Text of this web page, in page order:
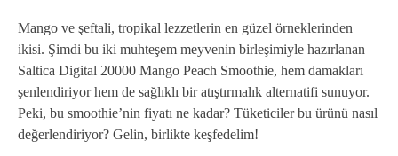
Mango ve şeftali, tropikal lezzetlerin en güzel örneklerinden
ikisi. Şimdi bu iki muhteşem meyvenin birleşimiyle hazırlanan
Saltica Digital 20000 Mango Peach Smoothie, hem damakları
şenlendiriyor hem de sağlıklı bir atıştırmalık alternatifi sunuyor.
Peki, bu smoothie’nin fiyatı ne kadar? Tüketiciler bu ürünü nasıl
değerlendiriyor? Gelin, birlikte keşfedelim!